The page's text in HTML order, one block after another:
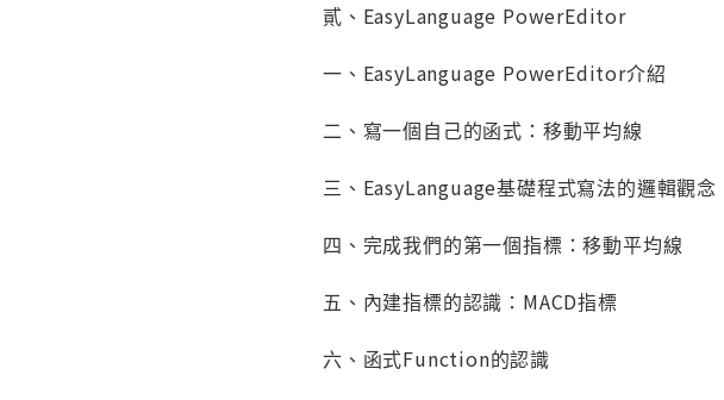
貳、EasyLanguage PowerEditor
一、EasyLanguage PowerEditor介紹
二、寫一個自己的函式：移動平均線
三、EasyLanguage基礎程式寫法的邏輯觀念
四、完成我們的第一個指標：移動平均線
五、內建指標的認識：MACD指標
六、函式Function的認識